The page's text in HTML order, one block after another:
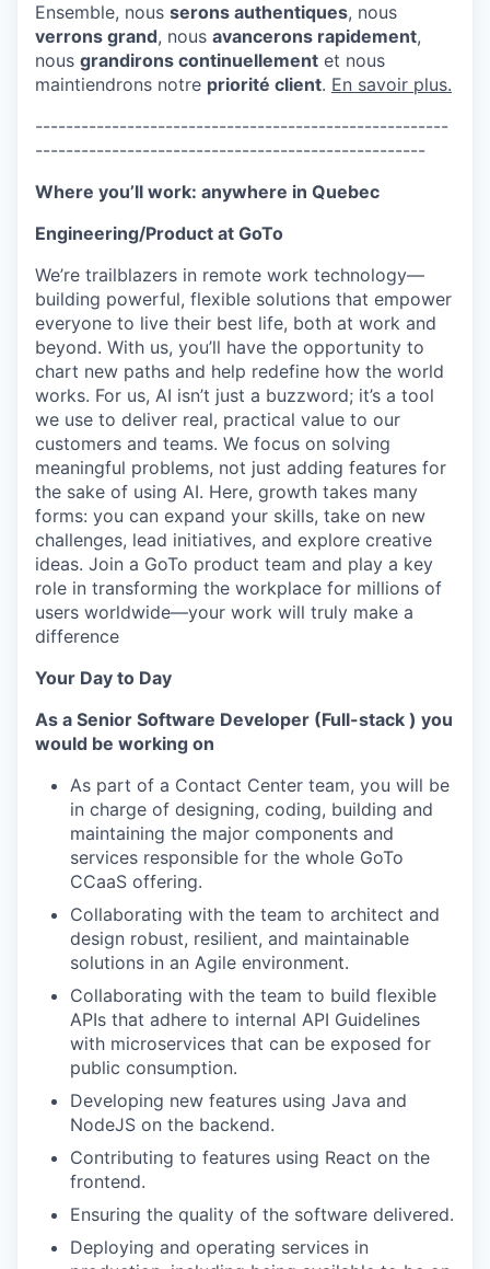
Ensemble, nous serons authentiques, nous
verrons grand, nous avancerons rapidement,
nous grandirons continuellement et nous
maintiendrons notre priorité client. En savoir plus.
------------------------------------------------------
---------------------------------------------------
Where you’ll work: anywhere in Quebec
Engineering/Product at GoTo
We’re trailblazers in remote work technology—
building powerful, flexible solutions that empower
everyone to live their best life, both at work and
beyond. With us, you’ll have the opportunity to
chart new paths and help redefine how the world
works. For us, AI isn’t just a buzzword; it’s a tool
we use to deliver real, practical value to our
customers and teams. We focus on solving
meaningful problems, not just adding features for
the sake of using AI. Here, growth takes many
forms: you can expand your skills, take on new
challenges, lead initiatives, and explore creative
ideas. Join a GoTo product team and play a key
role in transforming the workplace for millions of
users worldwide—your work will truly make a
difference
Your Day to Day
As a Senior Software Developer (Full-stack ) you
would be working on
As part of a Contact Center team, you will be
in charge of designing, coding, building and
maintaining the major components and
services responsible for the whole GoTo
CCaaS offering.
Collaborating with the team to architect and
design robust, resilient, and maintainable
solutions in an Agile environment.
Collaborating with the team to build flexible
APIs that adhere to internal API Guidelines
with microservices that can be exposed for
public consumption.
Developing new features using Java and
NodeJS on the backend.
Contributing to features using React on the
frontend.
Ensuring the quality of the software delivered.
Deploying and operating services in